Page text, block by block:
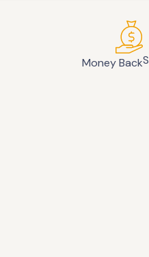
Money Back